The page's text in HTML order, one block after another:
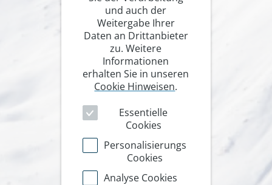
und auch der
Weitergabe Ihrer
Daten an Drittanbieter
zu. Weitere
Informationen
erhalten Sie in unseren
Cookie Hinweisen.
Essentielle
Cookies
Personalisierungs
Cookies
Analyse Cookies